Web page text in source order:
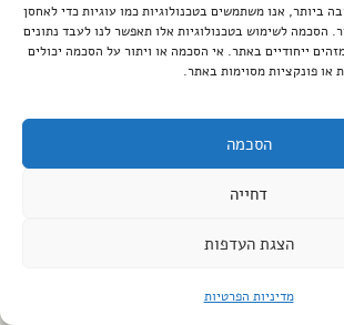
ביותר, אנו משתמשים בטכנולוגיות כמו עוגיות כדי לאחסן
הסכמה לשימוש בטכנולוגיות אלו תאפשר לנו לעבד נתונים
ייחודיים באתר. אי הסכמה או ויתור על הסכמה יכולים
או פונקציות מסוימות באתר.
הסכמה
דחייה
הצגת העדפות
מדיניות הפרטיות
הצהרת נגישות